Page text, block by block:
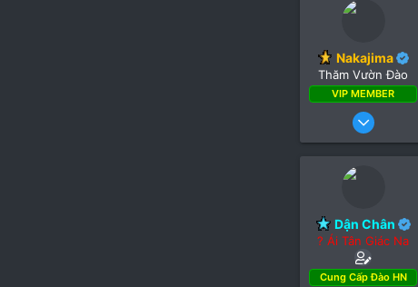
Nakajima
Thăm Vườn Đào
VIP MEMBER
12
Dận Chân
? Ái Tân Giác Na
Cung Cấp Đào HN